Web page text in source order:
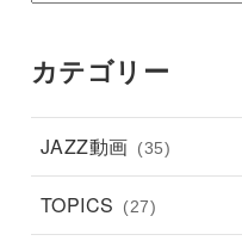
カテゴリー
JAZZ動画 (35)
TOPICS (27)